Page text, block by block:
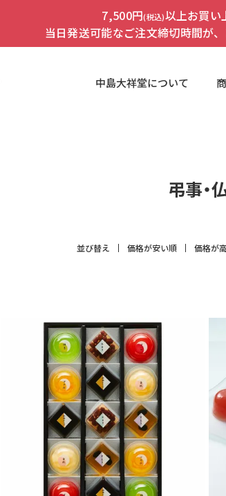
7,500円(税込)以上お買い
当日発送可能なご注文締切時間が
中島大祥堂について
弔事・
並び替え 価格が安い順 価格が